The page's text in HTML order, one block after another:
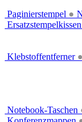
Paginierstempel ●
Ersatzstempelkissen
Klebstoffentferner ●
Notebook-Taschen